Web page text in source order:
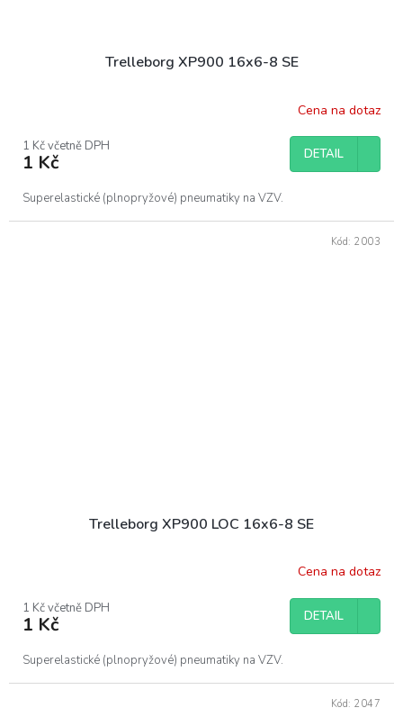
Trelleborg XP900 16x6-8 SE
Cena na dotaz
1 Kč včetně DPH
1 Kč DETAIL
Superelastické (plnopryžové) pneumatiky na VZV.
Trelleborg XP900 LOC 16x6-8 SE
Cena na dotaz
1 Kč včetně DPH
1 Kč DETAIL
Superelastické (plnopryžové) pneumatiky na VZV.
Kód: 2003
Kód: 2047